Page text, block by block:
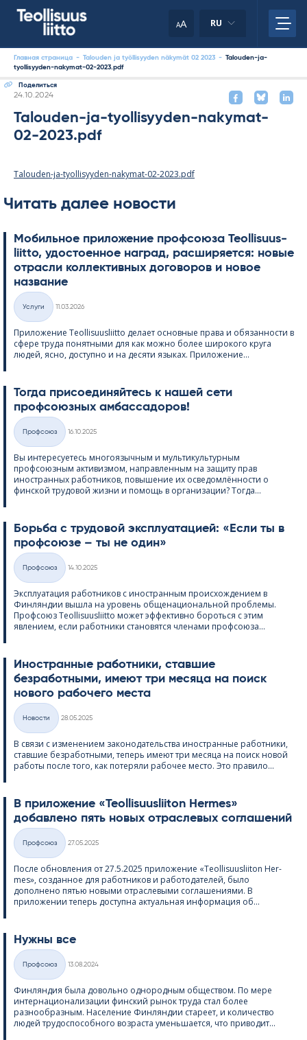
AA RU
Главная страница - Talouden ja työllisyyden näkymät 02 2023 - Talouden-ja-
tyollisyyden-nakymat-02-2023.pdf
Поделиться
Kirjoitettu
24.10.2024
Talouden-ja-tyollisyyden-nakymat-
02-2023.pdf
Talouden-ja-tyollisyyden-nakymat-02-2023.pdf
Читать далее новости
Мобильное приложение профсоюза Teol­li­suus­
liitto, удостоенное наград, расширяется: новые
отрасли коллективных договоров и новое
название
Категории
Услуги
11.03.2026
Приложение Teol­li­suus­liitto делает основные права и обязанности в
сфере труда понятными для как можно более широкого круга
людей, ясно, доступно и на десяти языках. Приложение...
Тогда присоединяйтесь к нашей сети
профсоюзных амбассадоров!
Категории
Профсоюз
16.10.2025
Вы интересуетесь многоязычным и мультикультурным
профсоюзным активизмом, направленным на защиту прав
иностранных работников, повышение их осведомлённости о
финской трудовой жизни и помощь в организации? Тогда...
Борьба с трудовой эксплуатацией: «Если ты в
профсоюзе – ты не один»
Категории
Профсоюз
14.10.2025
Эксплуатация работников с иностранным происхождением в
Финляндии вышла на уровень общенациональной проблемы.
Профсоюз Teol­li­suus­liitto может эффективно бороться с этим
явлением, если работники становятся членами профсоюза...
Иностранные работники, ставшие
безработными, имеют три месяца на поиск
нового рабочего места
Категории
Hовости
28.05.2025
В связи с изменением законодательства иностранные работники,
ставшие безработными, теперь имеют три месяца на поиск новой
работы после того, как потеряли рабочее место. Это правило...
В приложение «Teol­li­suus­lii­ton Her­mes»
добавлено пять новых отраслевых соглашений
Категории
Профсоюз
27.05.2025
После обновления от 27.5.2025 приложение «Teol­li­suus­lii­ton Her­
mes», созданное для работников и работодателей, было
дополнено пятью новыми отраслевыми соглашениями. В
приложении теперь доступна актуальная информация об...
Нужны все
Категории
Профсоюз
13.08.2024
Финляндия была довольно однородным обществом. По мере
интернационализации финский рынок труда стал более
разнообразным. Население Финляндии стареет, и количество
людей трудоспособного возраста уменьшается, что приводит...